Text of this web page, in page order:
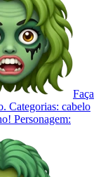
Faça
Categorias: cabelo
Personagem: